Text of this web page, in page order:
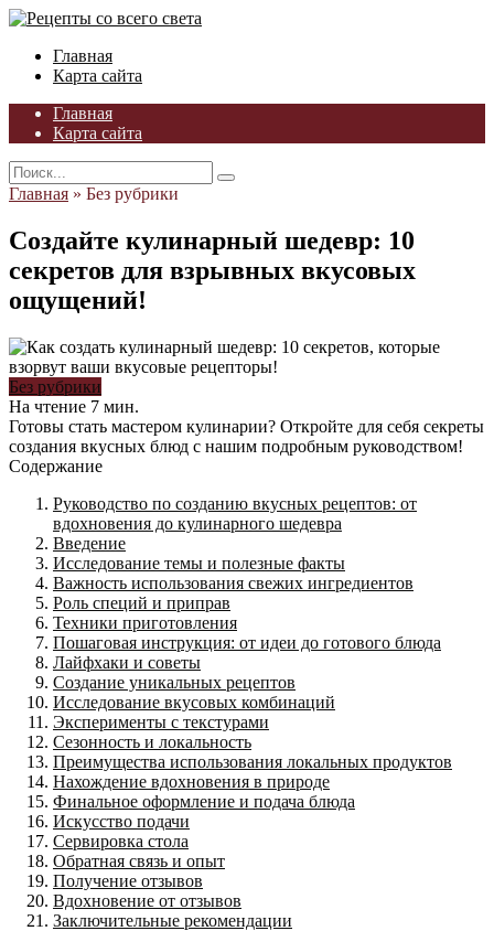
Skip
contentГлавная
Карта сайта
Главная
Карта сайта
Search
for:
Главная » Без рубрики
Создайте кулинарный шедевр: 10
секретов для взрывных вкусовых
ощущений!
Без рубрики
На чтение 7 мин.
Готовы стать мастером кулинарии? Откройте для себя секреты
создания вкусных блюд с нашим подробным руководством!
Содержание
Руководство по созданию вкусных рецептов: от
вдохновения до кулинарного шедевра
Введение
Исследование темы и полезные факты
Важность использования свежих ингредиентов
Роль специй и приправ
Техники приготовления
Пошаговая инструкция: от идеи до готового блюда
Лайфхаки и советы
Создание уникальных рецептов
Исследование вкусовых комбинаций
Эксперименты с текстурами
Сезонность и локальность
Преимущества использования локальных продуктов
Нахождение вдохновения в природе
Финальное оформление и подача блюда
Искусство подачи
Сервировка стола
Обратная связь и опыт
Получение отзывов
Вдохновение от отзывов
Заключительные рекомендации